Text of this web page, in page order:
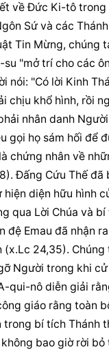
về Đức Ki-tô trong
Sứ và các Thánh
Tin Mừng, chúng
su "mở trí cho các
nói: "Có lời Kinh
chịu khổ hình, rồi
nhân danh
gọi họ sám hối để
chứng nhân về
Đấng Cứu Thế đã
hiện diện hữu hình
qua Lời Chúa và bí
đệ Emau đã nhận
(x.Lc 24,35). Chúng
Người trong khi cử
qui-nô diễn giải
giáo rằng toàn
trong bí tích Thánh
bao giờ rời bỏ